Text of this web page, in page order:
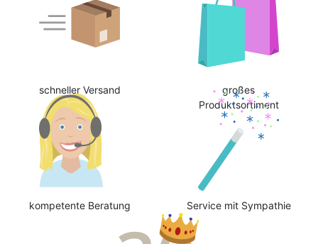
schneller Versand
großes
Produktsortiment
kompetente Beratung Service mit Sympathie